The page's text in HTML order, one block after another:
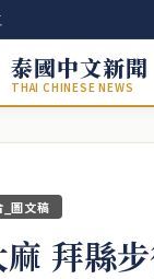
泰國中文新聞
THAI CHINESE NEWS
_圖文稿
拜縣